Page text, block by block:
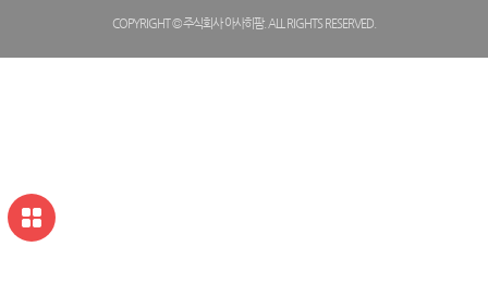
COPYRIGHT © 주식회사 아사히팜. ALL RIGHTS RESERVED.